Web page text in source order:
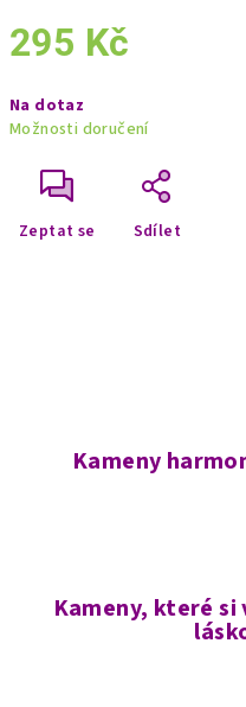
295 Kč
cena:
Na dotaz
Možnosti doručení
Zeptat se Sdílet
Kameny
Kameny, které si